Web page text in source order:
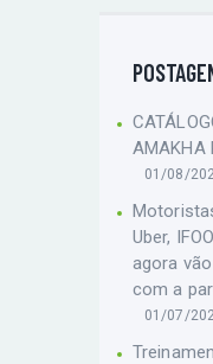
AMAKHA
01/08/
Uber,
agora
com a
01/07/